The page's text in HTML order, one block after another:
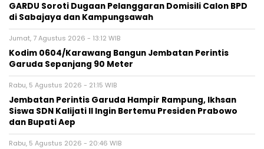
GARDU Soroti Dugaan Pelanggaran Domisili Calon BPD
di Sabajaya dan Kampungsawah
Jumat, 7 Agustus 2026 - 13:12 WIB
Kodim 0604/Karawang Bangun Jembatan Perintis
Garuda Sepanjang 90 Meter
Rabu, 5 Agustus 2026 - 21:15 WIB
Jembatan Perintis Garuda Hampir Rampung, Ikhsan
Siswa SDN Kalijati II Ingin Bertemu Presiden Prabowo
dan Bupati Aep
Rabu, 5 Agustus 2026 - 20:46 WIB